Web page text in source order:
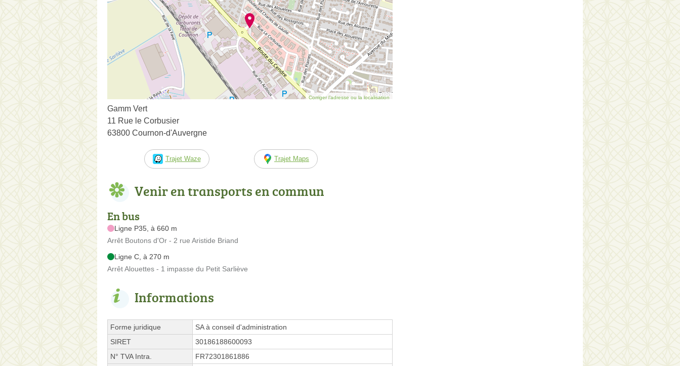
Corriger l’adresse ou la localisation
Gamm Vert
11 Rue le Corbusier
63800 Cournon-d'Auvergne
Trajet Waze Trajet Maps
Venir en transports en commun
En bus
Ligne P35, à 660 m
Arrêt Boutons d'Or - 2 rue Aristide Briand
Ligne C, à 270 m
Arrêt Alouettes - 1 impasse du Petit Sarliève
Informations
Forme juridique
SA à conseil d'administration
SIRET
30186188600093
N° TVA Intra.
FR72301861886